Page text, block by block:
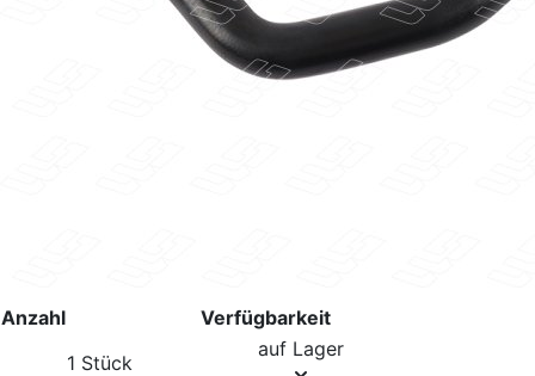
Anzahl
Verfügbarkeit
1 Stück
auf Lager